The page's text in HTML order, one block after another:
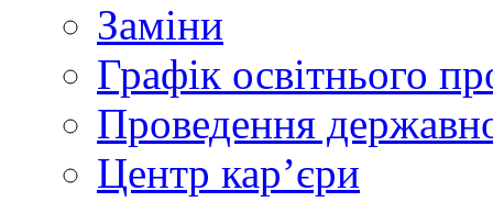
Заміни
Графік освітнього
Проведення
Центр кар’єри